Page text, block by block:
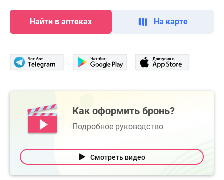
Найти в аптеках На карте
Как оформить бронь?
Подробное руководство
Смотреть видео